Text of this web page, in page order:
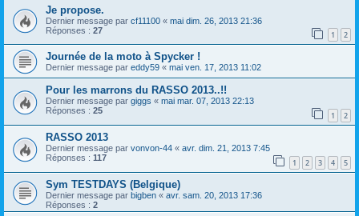
Je propose.
Dernier message par cf11100 « mai dim. 26, 2013 21:36
Réponses : 27 1 2
Journée de la moto à Spycker !
Dernier message par eddy59 « mai ven. 17, 2013 11:02
Pour les marrons du RASSO 2013..!!
Dernier message par giggs « mai mar. 07, 2013 22:13
Réponses : 25 1 2
RASSO 2013
Dernier message par vonvon-44 « avr. dim. 21, 2013 7:45
Réponses : 117 1 2 3 4 5
Sym TESTDAYS (Belgique)
Dernier message par bigben « avr. sam. 20, 2013 17:36
Réponses : 2